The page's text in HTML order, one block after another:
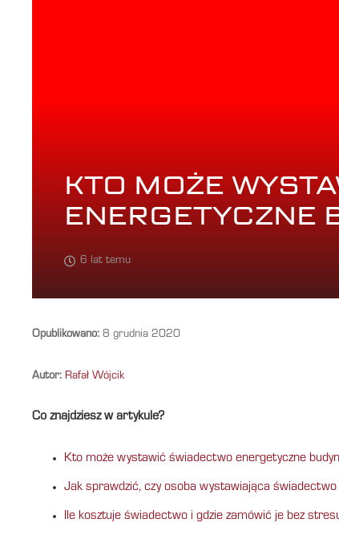
KTO MOŻE
ENERGETYCZNE
6 lat temu
Opublikowano: 8 grudnia 2020
Autor: Rafał Wójcik
Co znajdziesz w artykule?
Kto może wystawić świadectwo energetyczne
Jak sprawdzić, czy osoba wystawiająca świadectwo
Ile kosztuje świadectwo i gdzie zamówić je bez